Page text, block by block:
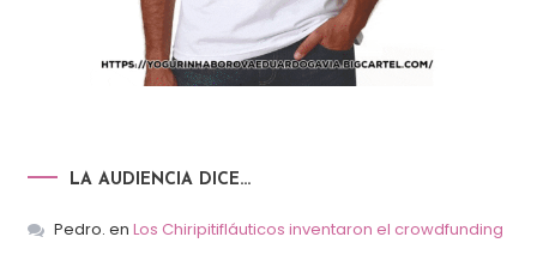
LA AUDIENCIA DICE…
Pedro. en Los Chiripitifláuticos inventaron el crowdfunding